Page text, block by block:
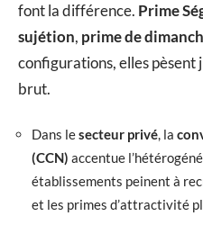
font la différence. Prime
sujétion, prime de
configurations, elles pèsent
brut.
Dans lesecteur privé, la
(CCN) accentue
établissements peinent à
et les primes d’attractivité